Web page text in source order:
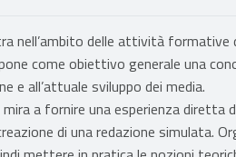
nell’ambito delle attività formative
come obiettivo generale una
e all’attuale sviluppo dei media.
a fornire una esperienza diretta
di una redazione simulata.